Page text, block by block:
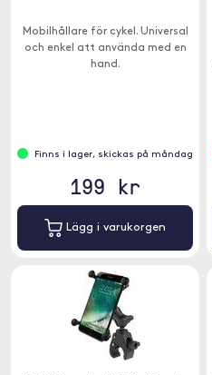
Mobilhållare för cykel. Universal
och enkel att använda med en
hand.
Finns i lager, skickas på måndag
199 kr
Lägg i varukorgen